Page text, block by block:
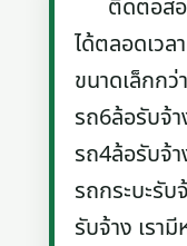
ติดต่อสอ
ได้ตลอดเว
ขนาดเล็กกว่
รถ6ล้อรับจ้
รถ4ล้อรับจ้
รถกระบะรับ
รับจ้าง เรา